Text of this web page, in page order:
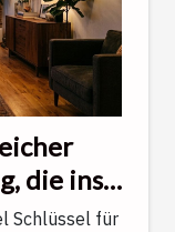
die ins
Schlüssel für